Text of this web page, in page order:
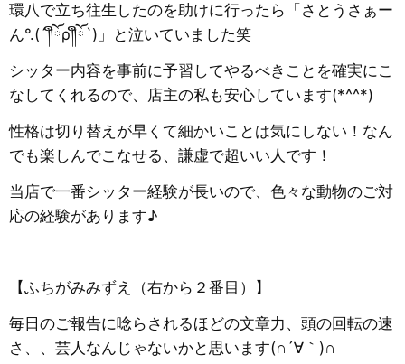
環八で立ち往生したのを助けに行ったら「さとうさぁー
ん°.(´༎ຶོρ༎ຶོ`)」と泣いていました笑
シッター内容を事前に予習してやるべきことを確実にこ
なしてくれるので、店主の私も安心しています(*^^*)
性格は切り替えが早くて細かいことは気にしない！なん
でも楽しんでこなせる、謙虚で超いい人です！
当店で一番シッター経験が長いので、色々な動物のご対
応の経験があります♪
【ふちがみみずえ（右から２番目）】
毎日のご報告に唸らされるほどの文章力、頭の回転の速
さ、、芸人なんじゃないかと思います(∩´∀｀)∩